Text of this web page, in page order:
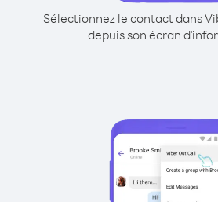
Sélectionnez le contact dans
depuis son écran